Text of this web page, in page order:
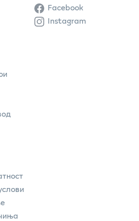
Facebook
Instagram